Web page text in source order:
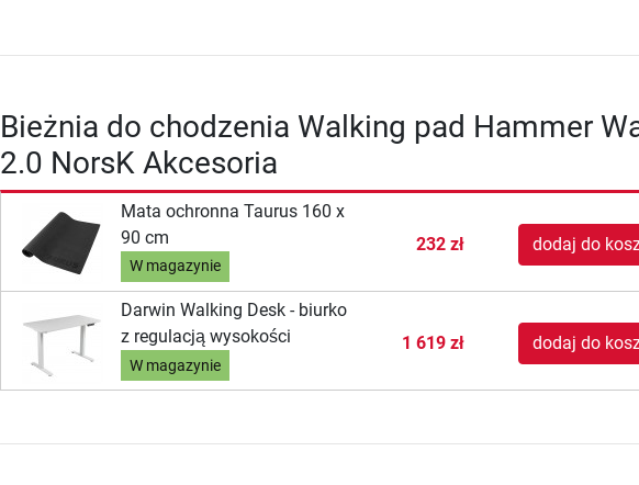
Bieżnia do chodzenia Walking pad Hammer
2.0 NorsK Akcesoria
Mata ochronna Taurus 160 x
90 cm
W magazynie
232 zł dodaj do
Darwin Walking Desk - biurko
z regulacją wysokości
W magazynie
1 619 zł dodaj do